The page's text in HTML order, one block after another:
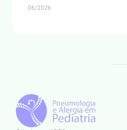
06/2026